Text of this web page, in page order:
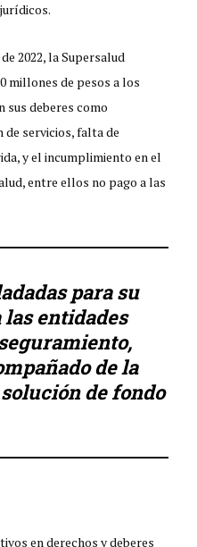
2022, la Supersalud
millones de pesos a los
deberes como
servicios, falta de
y el incumplimiento en el
entre ellos no pago a las
para su
entidades
de la
de fondo
en derechos y deberes